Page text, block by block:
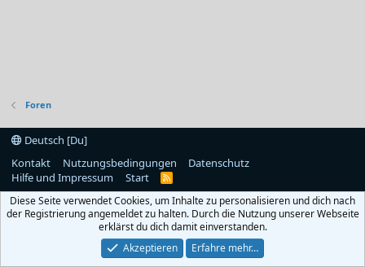
Foren
Deutsch [Du]
Kontakt
Nutzungsbedingungen
Datenschutz
Hilfe und Impressum
Start
R
S
Diese Seite verwendet Cookies, um Inhalte zu personalisieren und dich nach
der Registrierung angemeldet zu halten. Durch die Nutzung unserer Webseite
erklärst du dich damit einverstanden.
Akzeptieren
Erfahre mehr…